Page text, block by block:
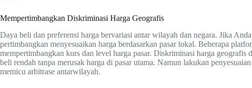
Mempertimbangkan Diskriminasi Harga Geografis
Daya beli dan preferensi harga bervariasi antar wilayah dan negara. Jika
pertimbangkan menyesuaikan harga berdasarkan pasar lokal. Beberapa
mempertimbangkan kurs dan level harga pasar. Diskriminasi harga geografis
beli rendah tanpa merusak harga di pasar utama. Namun lakukan
memicu arbitrase antarwilayah.